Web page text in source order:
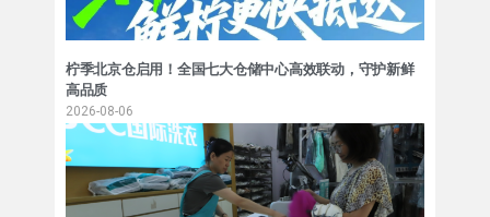
柠季北京仓启用！全国七大仓储中心高效联动，守护新鲜
高品质
2026-08-06